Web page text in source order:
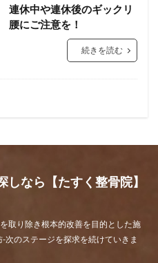
連休中や連休後のギックリ
腰にご注意を！
続きを読む
なら【たすく整骨院】
取り除き根本的改善を目的とした施
のステージを探求を続けていきま